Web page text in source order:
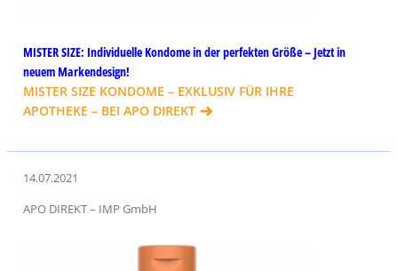
MISTER SIZE: Individuelle Kondome in der perfekten Größe – Jetzt in
neuem Markendesign!
MISTER SIZE KONDOME – EXKLUSIV FÜR IHRE
APOTHEKE – BEI APO DIREKT
14.07.2021
APO DIREKT – IMP GmbH